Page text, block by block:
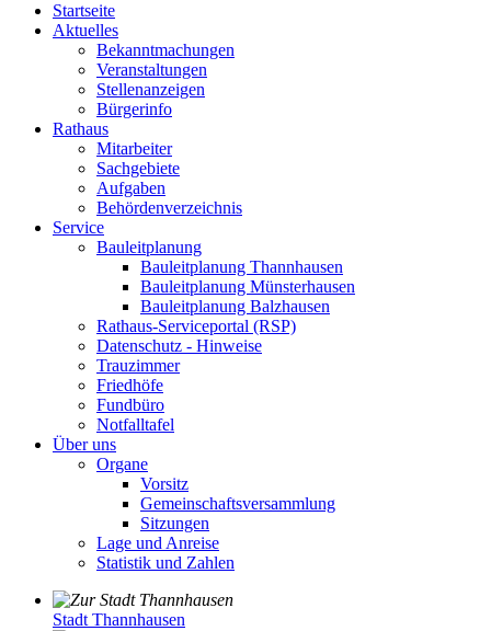
Startseite
Aktuelles
Bekanntmachungen
Veranstaltungen
Stellenanzeigen
Bürgerinfo
Rathaus
Mitarbeiter
Sachgebiete
Aufgaben
Behördenverzeichnis
Service
Bauleitplanung
Bauleitplanung Thannhausen
Bauleitplanung Münsterhausen
Bauleitplanung Balzhausen
Rathaus-Serviceportal (RSP)
Datenschutz - Hinweise
Trauzimmer
Friedhöfe
Fundbüro
Notfalltafel
Über uns
Organe
Vorsitz
Gemeinschaftsversammlung
Sitzungen
Lage und Anreise
Statistik und Zahlen
Stadt Thannhausen